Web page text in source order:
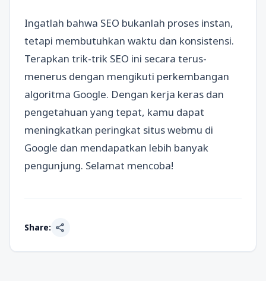
Ingatlah bahwa SEO bukanlah proses instan,
tetapi membutuhkan waktu dan konsistensi.
Terapkan trik-trik SEO ini secara terus-
menerus dengan mengikuti perkembangan
algoritma Google. Dengan kerja keras dan
pengetahuan yang tepat, kamu dapat
meningkatkan peringkat situs webmu di
Google dan mendapatkan lebih banyak
pengunjung. Selamat mencoba!
Share: share